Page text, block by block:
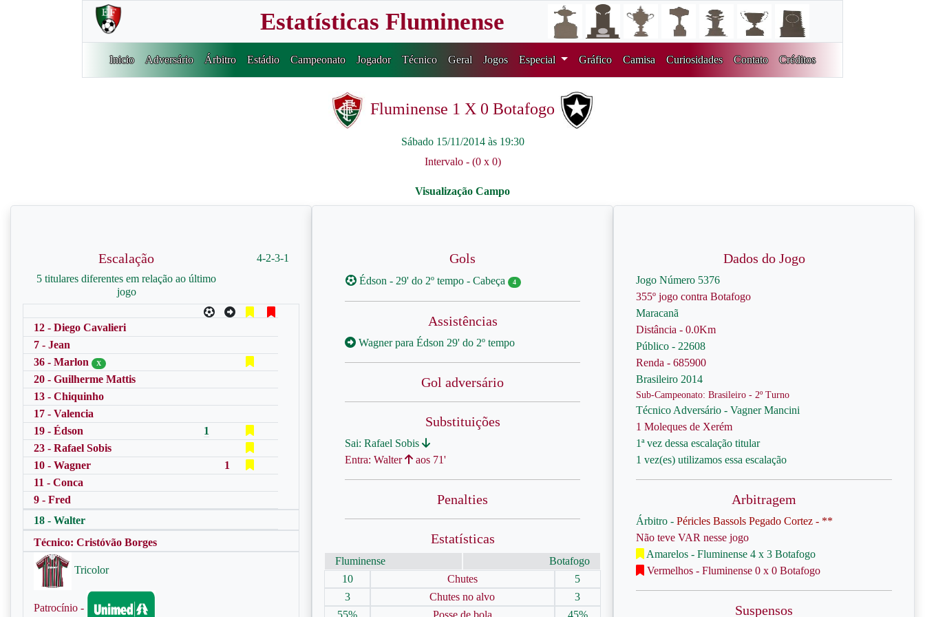
Estatísticas Fluminense
Inicio Adversário Árbitro Estádio Campeonato Jogador Técnico Geral Jogos Especial Gráfico Camisa Curiosidades Contato Créditos
Fluminense 1 X 0 Botafogo
Sábado 15/11/2014 às 19:30
Intervalo - (0 x 0)
Escalação
5 titulares diferentes em relação ao último
jogo
4-2-3-1
12 - Diego Cavalieri
7 - Jean
36 - Marlon
X
20 - Guilherme Mattis
13 - Chiquinho
17 - Valencia
19 - Édson
1
23 - Rafael Sobis
10 - Wagner
1
11 - Conca
9 - Fred
18 - Walter
Técnico: Cristóvão Borges
Tricolor
Patrocínio -
Gols
Édson - 29' do 2º tempo - Cabeça 4
Assistências
Wagner para Édson 29' do 2º tempo
Gol adversário
Substituições
Sai: Rafael Sobis
Entra: Walter
aos 71'
Penalties
Estatísticas
Fluminense
Botafogo
10
Chutes
5
3
Chutes no alvo
3
55%
Posse de bola 45%
Dados do Jogo
Jogo Número 5376
355º jogo contra Botafogo
Maracanã
Distância - 0.0Km
Público - 22608
Renda - 685900
Brasileiro 2014
Sub-Campeonato: Brasileiro - 2º Turno
Técnico Adversário - Vagner Mancini
1 Moleques de Xerém
1ª vez dessa escalação titular
1 vez(es) utilizamos essa escalação
Arbitragem
Árbitro - Péricles Bassols Pegado Cortez - **
Não teve VAR nesse jogo
Amarelos - Fluminense 4 x 3 Botafogo
Vermelhos - Fluminense 0 x 0 Botafogo
Suspensos